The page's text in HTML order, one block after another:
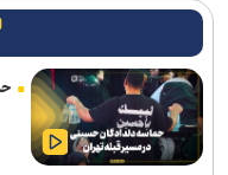
آسمان نیمه‌ابری باشند
ترافیک روان در محور‌های
محور‌های شمالی کشور